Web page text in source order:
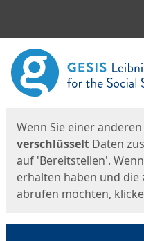
Start
Wenn Sie einer
verschlüsselt Daten
auf 'Bereitstellen'.
erhalten haben und
abrufen möchten,